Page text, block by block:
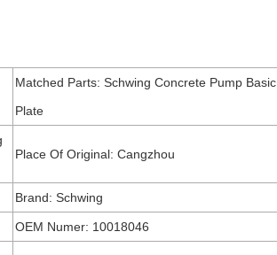
Matched Parts: Schwing Concrete Pump Basic
Plate
Place Of Original: Cangzhou
Brand: Schwing
OEM Numer: 10018046